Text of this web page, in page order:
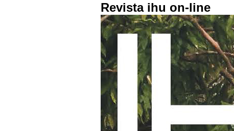
Revista ihu on-line